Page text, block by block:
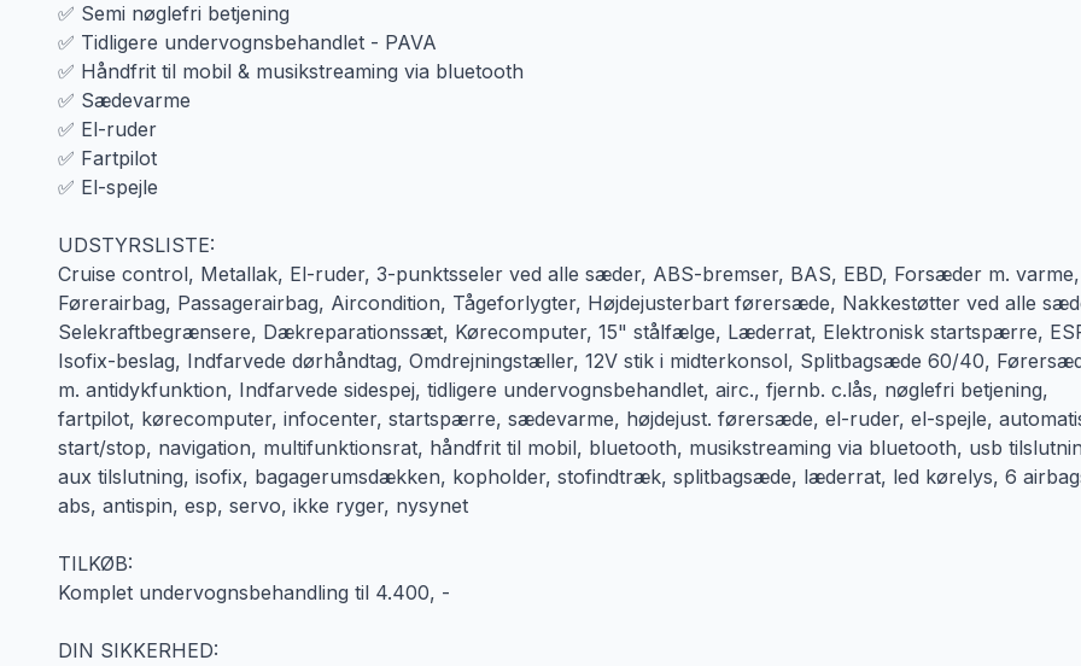
✅ Semi nøglefri betjening
✅ Tidligere undervognsbehandlet - PAVA
✅ Håndfrit til mobil & musikstreaming via bluetooth
✅ Sædevarme
✅ El-ruder
✅ Fartpilot
✅ El-spejle
UDSTYRSLISTE:
Cruise control, Metallak, El-ruder, 3-punktsseler ved alle sæder, ABS-bremser, BAS, EBD, Forsæder m. varme,
Førerairbag, Passagerairbag, Aircondition, Tågeforlygter, Højdejusterbart førersæde, Nakkestøtter ved alle
Selekraftbegrænsere, Dækreparationssæt, Kørecomputer, 15" stålfælge, Læderrat, Elektronisk startspærre,
Isofix-beslag, Indfarvede dørhåndtag, Omdrejningstæller, 12V stik i midterkonsol, Splitbagsæde 60/40,
m. antidykfunktion, Indfarvede sidespej, tidligere undervognsbehandlet, airc., fjernb. c.lås, nøglefri betjening,
fartpilot, kørecomputer, infocenter, startspærre, sædevarme, højdejust. førersæde, el-ruder, el-spejle,
start/stop, navigation, multifunktionsrat, håndfrit til mobil, bluetooth, musikstreaming via bluetooth, usb
aux tilslutning, isofix, bagagerumsdækken, kopholder, stofindtræk, splitbagsæde, læderrat, led kørelys, 6
abs, antispin, esp, servo, ikke ryger, nysynet
TILKØB:
Komplet undervognsbehandling til 4.400, -
DIN SIKKERHED: